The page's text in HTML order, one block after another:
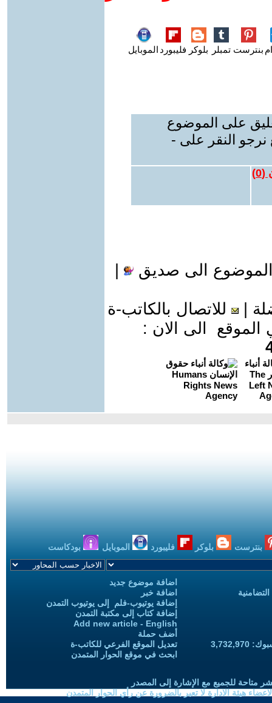
بنترست تمبلر بلوكر فليبورد الموبايل
على الموضوع
نرجو النقر على -
(
0
)
الى صديق
للاتصال بالكاتب-ة
الى الان :
بنترست بلوكر فليبورد الموبايل بودكاست
اضافة موضوع جديد
اضافة خبر
إضافة يوتيوب-فلم إلى يوتيوب التمدن
إضافة كتاب إلى مكتبة التمدن
Add new article - English
أضف حملة
تعديل الموقع الفرعي للكاتب-ة
ابحث في موقع الحوار المتمدن
متاحة للجميع مع الإشارة إلى المصدر
هيئة الادارة لا تعبر بالضرورة عن رأي الحوار المتمدن